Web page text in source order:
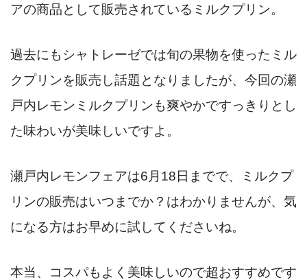
アの商品として販売されているミルクプリン。
過去にもシャトレーゼでは旬の果物を使ったミル
クプリンを販売し話題となりましたが、今回の瀬
戸内レモンミルクプリンも爽やかですっきりとし
た味わいが美味しいですよ。
瀬戸内レモンフェアは6月18日までで、ミルクプ
リンの販売はいつまでか？はわかりませんが、気
になる方はお早めに試してくださいね。
本当、コスパもよく美味しいので超おすすめです